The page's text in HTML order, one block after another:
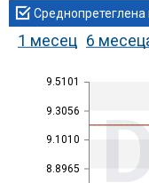
Среднопретеглена
1 месец 6
8.8965
9.1010
9.3056
9.5101